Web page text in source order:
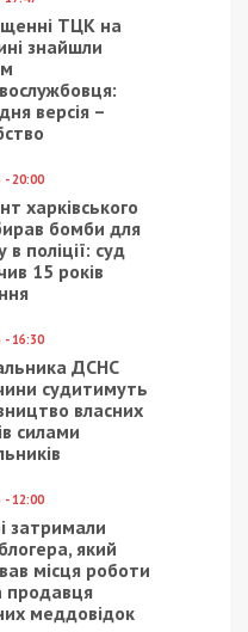
ТЦК на
знайшли
версія –
- 20:00
харківського
бомби для
в поліції: суд
15 років
- 16:30
ДСНС
судитимуть
власних
силами
- 12:00
затримали
який
місця роботи
продавця
меддовідок